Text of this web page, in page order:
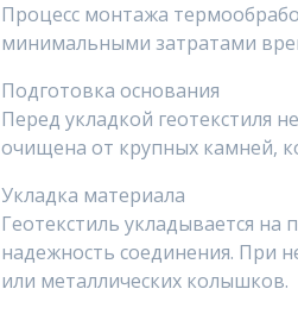
Процесс монтажа
минимальными затратами
Подготовка основания
Перед укладкой геотекстиля
очищена от крупных камней,
Укладка материала
Геотекстиль укладывается на
надежность соединения. При
или металлических колышков.